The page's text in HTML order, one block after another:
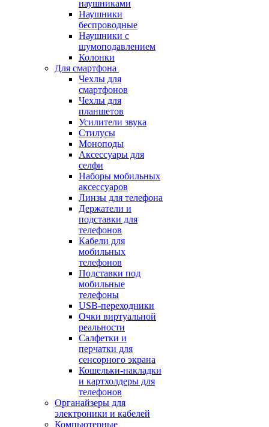
наушниками
Наушники
беспроводные
Наушники с
шумоподавлением
Колонки
Для смартфона
Чехлы для
смартфонов
Чехлы для
планшетов
Усилители звука
Стилусы
Моноподы
Аксессуары для
селфи
Наборы мобильных
аксессуаров
Линзы для телефона
Держатели и
подставки для
телефонов
Кабели для
мобильных
телефонов
Подставки под
мобильные
телефоны
USB-переходники
Очки виртуальной
реальности
Салфетки и
перчатки для
сенсорного экрана
Кошельки-накладки
и картхолдеры для
телефонов
Органайзеры для
электроники и кабелей
Компьютерные